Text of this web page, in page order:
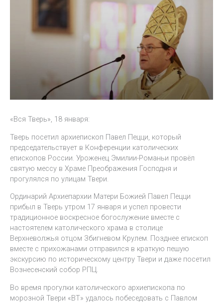
«Вся Тверь», 18 января:
Тверь посетил архиепископ Павел Пецци, который
председательствует в Конференции католических
епископов России. Уроженец Эмилии-Романьи провёл
святую мессу в Храме Преображения Господня и
прогулялся по улицам Твери.
Ординарий Архиепархии Матери Божией Павел Пецци
прибыл в Тверь утром 17 января и успел провести
традиционное воскресное богослужение вместе с
настоятелем католического храма в столице
Верхневолжья отцом Збигневом Крулем. Позднее епископ
вместе с прихожанами отправился в краткую пешую
экскурсию по историческому центру Твери и даже посетил
Вознесенский собор РПЦ.
Во время прогулки католического архиепископа по
морозной Твери «ВТ» удалось побеседовать с Павлом